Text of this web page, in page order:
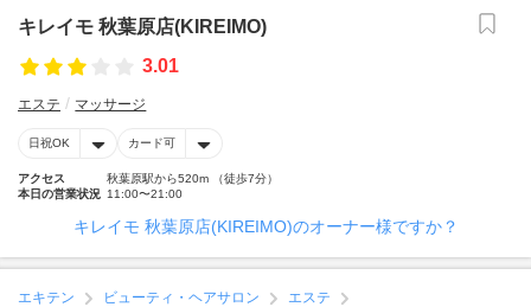
キレイモ 秋葉原店(KIREIMO)
3.01
エステ マッサージ
日祝OK カード可
アクセス
秋葉原駅から520m （徒歩7分）
本日の営業状況 11:00〜21:00
キレイモ 秋葉原店(KIREIMO)のオーナー様ですか？
エキテン ビューティ・ヘアサロン
エステ